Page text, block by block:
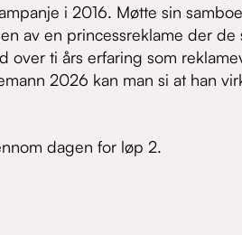
i 2016. Møtte sin
av en princessreklame der de
over ti års erfaring som
2026 kan man si at han
dagen for løp 2.